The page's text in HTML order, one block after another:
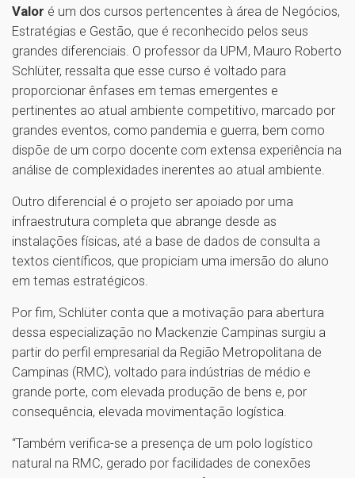
Valor é um dos cursos pertencentes à área de Negócios,
Estratégias e Gestão, que é reconhecido pelos seus
grandes diferenciais. O professor da UPM, Mauro Roberto
Schlüter, ressalta que esse curso é voltado para
proporcionar ênfases em temas emergentes e
pertinentes ao atual ambiente competitivo, marcado por
grandes eventos, como pandemia e guerra, bem como
dispõe de um corpo docente com extensa experiência na
análise de complexidades inerentes ao atual ambiente.
Outro diferencial é o projeto ser apoiado por uma
infraestrutura completa que abrange desde as
instalações físicas, até a base de dados de consulta a
textos científicos, que propiciam uma imersão do aluno
em temas estratégicos.
Por fim, Schlüter conta que a motivação para abertura
dessa especialização no Mackenzie Campinas surgiu a
partir do perfil empresarial da Região Metropolitana de
Campinas (RMC), voltado para indústrias de médio e
grande porte, com elevada produção de bens e, por
consequência, elevada movimentação logística.
“Também verifica-se a presença de um polo logístico
natural na RMC, gerado por facilidades de conexões